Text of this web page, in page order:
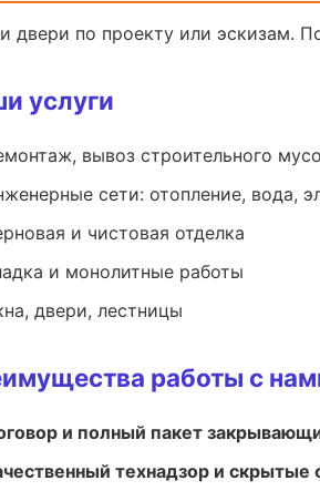
двери по проекту или эскизам.
услуги
вывоз строительного
сети: отопление, вода,
и чистовая отделка
и монолитные работы
двери, лестницы
работы с
и полный пакет
технадзор и скрытые